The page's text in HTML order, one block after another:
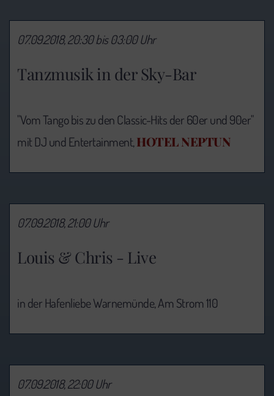
Tanzmusik in der Sky-Bar
07.09.2018, 20:30 bis 03:00 Uhr
"Vom Tango bis zu den Classic-Hits der 60er und 90er"
mit DJ und Entertainment,HOTEL NEPTUN
Louis & Chris - Live
07.09.2018, 21:00 Uhr
in der Hafenliebe Warnemünde, Am Strom 110
07.09.2018, 22:00 Uhr